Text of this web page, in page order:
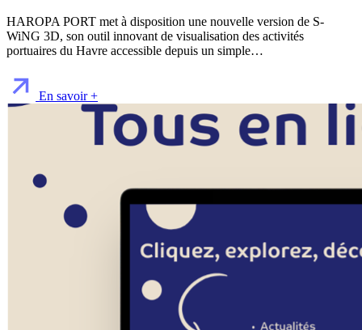
HAROPA PORT met à disposition une nouvelle version de S-
WiNG 3D, son outil innovant de visualisation des activités
portuaires du Havre accessible depuis un simple…
En savoir +